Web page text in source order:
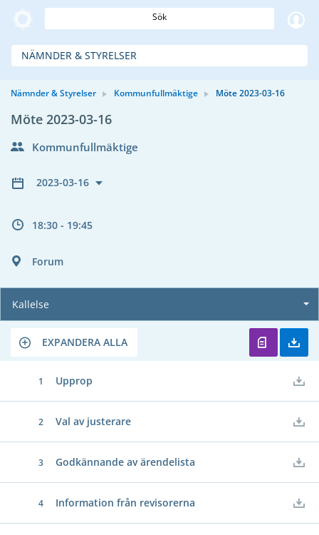
Sök
NÄMNDER & STYRELSER
Nämnder & Styrelser Kommunfullmäktige Möte 2023-03-16
Möte 2023-03-16
Kommunfullmäktige
2023-03-16
18:30 - 19:45
Forum
Kallelse
EXPANDERA ALLA
1 Upprop
2 Val av justerare
3 Godkännande av ärendelista
4 Information från revisorerna